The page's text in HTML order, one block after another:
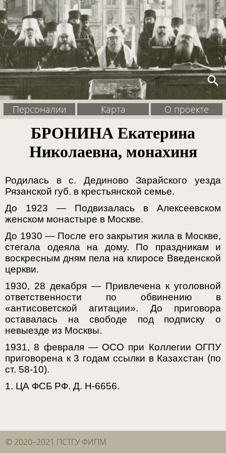
Персоналии Карта О проекте
search
БРОНИНА Екатерина
Николаевна, монахиня
Родилась в с. Дединово Зарайского уезда
Рязанской губ. в крестьянской семье.
До 1923 — Подвизалась в Алексеевском
женском монастыре в Москве.
До 1930 — После его закрытия жила в Москве,
стегала одеяла на дому. По праздникам и
воскресным дням пела на клиросе Введенской
церкви.
1930, 28 декабря — Привлечена к уголовной
ответственности по обвинению в
«антисоветской агитации». До приговора
оставалась на свободе под подписку о
невыезде из Москвы.
1931, 8 февраля — ОСО при Коллегии ОГПУ
приговорена к 3 годам ссылки в Казахстан (по
ст. 58-10).
1. ЦА ФСБ РФ. Д. Н-6656.
© 2020–2021 ПСТГУ ФИПМ